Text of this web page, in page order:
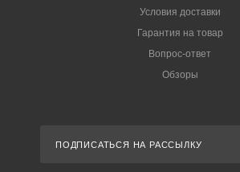
Условия доставки
Гарантия на товар
Вопрос-ответ
Обзоры
ПОДПИСАТЬСЯ НА РАССЫЛКУ